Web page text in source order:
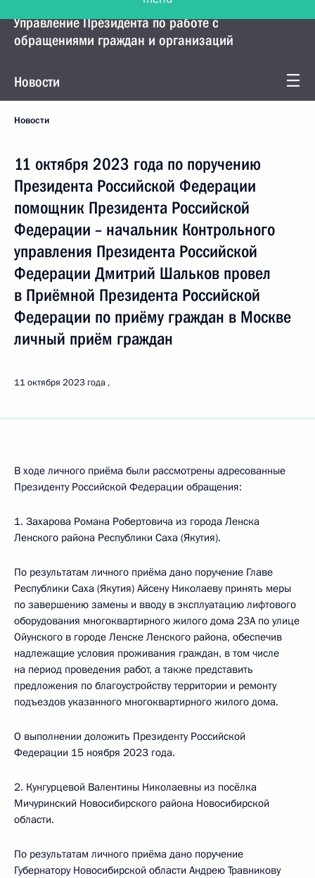
Управление Президента по работе с
обращениями граждан и организаций
Новости
Новости
11 октября 2023 года по поручению
Президента Российской Федерации
помощник Президента Российской
Федерации – начальник Контрольного
управления Президента Российской
Федерации Дмитрий Шальков провел
в Приёмной Президента Российской
Федерации по приёму граждан в Москве
личный приём граждан
11 октября 2023 года
В ходе личного приёма были рассмотрены адресованные
Президенту Российской Федерации обращения:
1. Захарова Романа Робертовича из города Ленска
Ленского района Республики Саха (Якутия).
По результатам личного приёма дано поручение Главе
Республики Саха (Якутия) Айсену Николаеву принять меры
по завершению замены и вводу в эксплуатацию лифтового
оборудования многоквартирного жилого дома 23А по улице
Ойунского в городе Ленске Ленского района, обеспечив
надлежащие условия проживания граждан, в том числе
на период проведения работ, а также представить
предложения по благоустройству территории и ремонту
подъездов указанного многоквартирного жилого дома.
О выполнении доложить Президенту Российской
Федерации 15 ноября 2023 года.
2. Кунгурцевой Валентины Николаевны из посёлка
Мичуринский Новосибирского района Новосибирской
области.
По результатам личного приёма дано поручение
Губернатору Новосибирской области Андрею Травникову